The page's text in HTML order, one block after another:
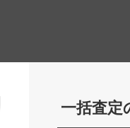
一括査定